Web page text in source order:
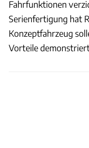
Fahrfunktionen
Serienfertigung hat
Konzeptfahrzeug
Vorteile